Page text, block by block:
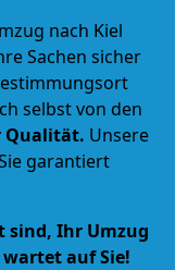
nach Kiel
Sachen sicher
selbst von den
Qualität. Unsere
garantiert
sind, Ihr Umzug
auf Sie!